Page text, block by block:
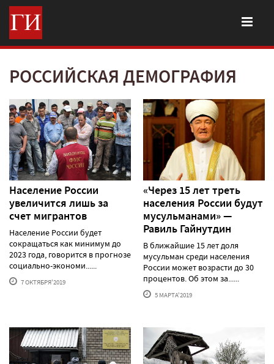
РОССИЙСКАЯ ДЕМОГРАФИЯ
Население России
увеличится лишь за
счет мигрантов
Население России будет
сокращаться как минимум до
2023 года, говорится в прогнозе
социально-экономи......
7 ОКТЯБРЯ'2019
«Через 15 лет треть
населения России будут
мусульманами» —
Равиль Гайнутдин
В ближайшие 15 лет доля
мусульман среди населения
России может возрасти до 30
процентов. Об этом за......
5 МАРТА'2019